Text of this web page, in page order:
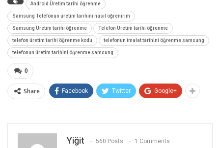
Android Üretim tarihi öğrenme
Samsung Telefonun üretim tarihini nasıl öğrenirim
Samsung Üretim tarihi öğrenme Telefon Üretim tarihi öğrenme
telefon üretim tarihi öğrenme kodu telefonun imalat tarihini öğrenme samsung
telefonun üretim tarihini öğrenme samsung
0
Share Facebook Twitter Google+
Yiğit 560 Posts 1 Comments